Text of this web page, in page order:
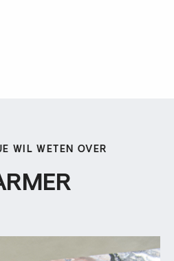
WIL WETEN OVER